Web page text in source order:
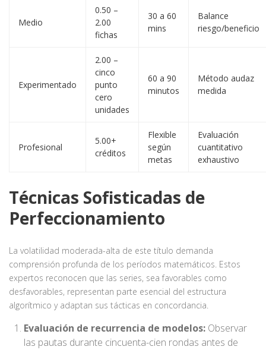
Medio
0.50 –
2.00
fichas
30 a 60
mins
Balance
riesgo/beneficio
Experimentado
2.00 –
cinco
punto
cero
unidades
60 a 90
minutos
Método audaz
medida
Profesional
5.00+
créditos
Flexible
según
metas
Evaluación
cuantitativo
exhaustivo
Técnicas Sofisticadas de
Perfeccionamiento
La volatilidad moderada-alta de este título demanda
comprensión profunda de los períodos matemáticos. Estos
expertos reconocen que las series, sea favorables como
desfavorables, representan parte esencial del estructura
algorítmico y adaptan sus tácticas en concordancia.
Evaluación de recurrencia de modelos: Observar
las pautas durante cincuenta-cien rondas antes de